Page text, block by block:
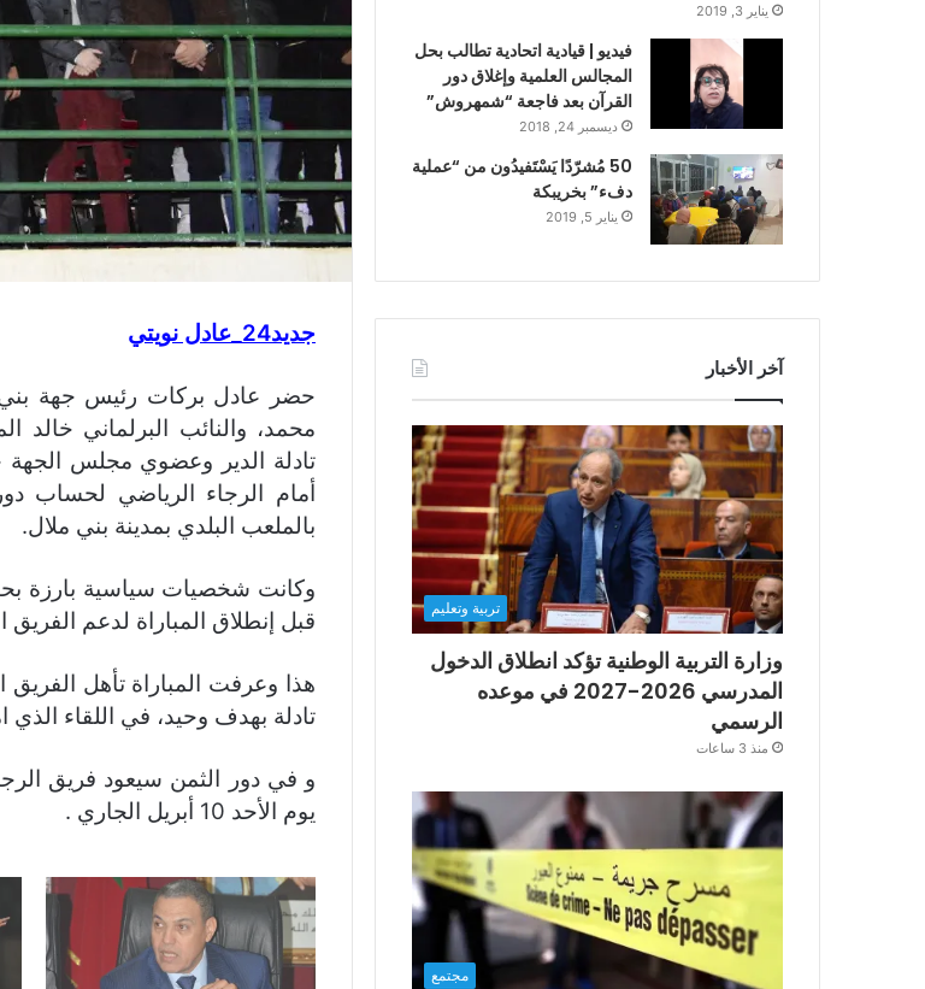
جديد24_عادل نويتي
حضر عادل بركات رئيس جهة بني
محمد، والنائب البرلماني خالد
تادلة الدير وعضوي مجلس
أمام الرجاء الرياضي
بالملعب البلدي بمدينة بني ملال.
وكانت شخصيات سياسية بارزة
قبل إنطلاق المباراة لدعم
هذا وعرفت المباراة تأهل
تادلة بهدف وحيد، في اللقاء الذي
و في دور الثمن سيعود فريق
يوم الأحد 10 أبريل الجاري .
يناير 3, 2019
فيديو | قيادية اتحادية تطالب بحل
المجالس العلمية وإغلاق دور
القرآن بعد فاجعة “شمهروش”
ديسمبر 24, 2018
50 مُشرّدًا يَسْتَفيدُون من “عملية
دفء” بخريبكة
يناير 5, 2019
آخر الأخبار
تربية وتعليم
وزارة التربية الوطنية تؤكد انطلاق الدخول
المدرسي 2026-2027 في موعده
الرسمي
منذ 3 ساعات
مجتمع